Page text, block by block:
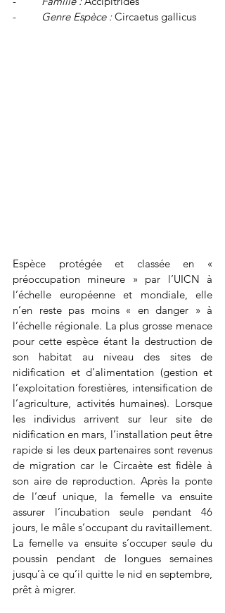
-
Genre Espèce : Circaetus gallicus
Espèce protégée et classée en «
préoccupation mineure » par l’UICN à
l’échelle européenne et mondiale, elle
n’en reste pas moins « en danger » à
l’échelle régionale. La plus grosse menace
pour cette espèce étant la destruction de
son habitat au niveau des sites de
nidification et d’alimentation (gestion et
l’exploitation forestières, intensification de
l’agriculture, activités humaines). Lorsque
les individus arrivent sur leur site de
nidification en mars, l’installation peut être
rapide si les deux partenaires sont revenus
de migration car le Circaète est fidèle à
son aire de reproduction. Après la ponte
de l’œuf unique, la femelle va ensuite
assurer l’incubation seule pendant 46
jours, le mâle s’occupant du ravitaillement.
La femelle va ensuite s’occuper seule du
poussin pendant de longues semaines
jusqu’à ce qu’il quitte le nid en septembre,
prêt à migrer.